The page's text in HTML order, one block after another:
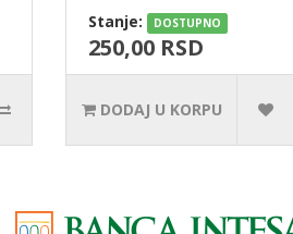
Stanje:
DOSTUPNO
250,00 RSD
DODAJ U KORPU